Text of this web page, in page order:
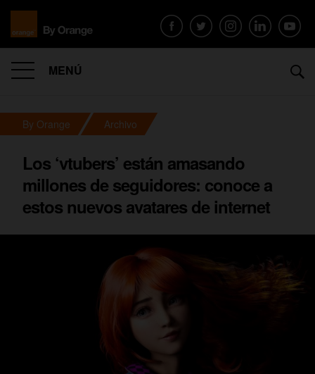
MENÚ
By Orange Archivo
Los ‘vtubers’ están amasando
millones de seguidores: conoce a
estos nuevos avatares de internet